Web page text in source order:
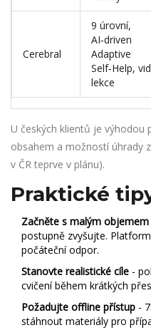
Cerebral
9 úrovní,
AI‑driven
Adaptive
Self‑Help,
lekce
U českých klientů je výhodou
obsahem a možností úhrady
v ČR teprve v plánu).
Praktické
Začněte s malým objemem
postupně zvyšujte.
počáteční odpor.
Stanovte realistické cíle -
cvičení během krátkých
Požadujte offline přístup -
stáhnout materiály pro